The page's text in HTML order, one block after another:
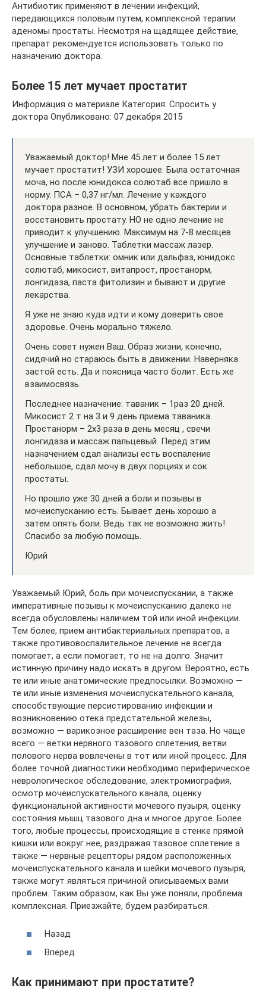
Антибиотик применяют в лечении инфекций,
передающихся половым путем, комплексной терапии
аденомы простаты. Несмотря на щадящее действие,
препарат рекомендуется использовать только по
назначению доктора.
Более 15 лет мучает простатит
Информация о материале Категория: Спросить у
доктора Опубликовано: 07 декабря 2015
Уважаемый доктор! Мне 45 лет и более 15 лет
мучает простатит! УЗИ хорошее. Была остаточная
моча, но после юнидокса солютаб все пришло в
норму. ПСА – 0,37 нг/мл. Лечение у каждого
доктора разное. В основном, убрать бактерии и
восстановить простату. НО не одно лечение не
приводит к улучшению. Максимум на 7-8 месяцев
улучшение и заново. Таблетки массаж лазер.
Основные таблетки: омник или дальфаз, юнидокс
солютаб, микосист, витапрост, простанорм,
лонгидаза, паста фитолизин и бывают и другие
лекарства.
Я уже не знаю куда идти и кому доверить свое
здоровье. Очень морально тяжело.
Очень совет нужен Ваш. Образ жизни, конечно,
сидячий но стараюсь быть в движении. Наверняка
застой есть. Да и поясница часто болит. Есть же
взаимосвязь.
Последнее назначение: таваник – 1раз 20 дней.
Микосист 2 т на 3 и 9 день приема таваника.
Простанорм – 2х3 раза в день месяц , свечи
лонгидаза и массаж пальцевый. Перед этим
назначением сдал анализы есть воспаление
небольшое, сдал мочу в двух порциях и сок
простаты.
Но прошло уже 30 дней а боли и позывы в
мочеиспусканию есть. Бывает день хорошо а
затем опять боли. Ведь так не возможно жить!
Спасибо за любую помощь.
Юрий
Уважаемый Юрий, боль при мочеиспускании, а также
императивные позывы к мочеиспусканию далеко не
всегда обусловлены наличием той или иной инфекции.
Тем более, прием антибактериальных препаратов, а
также противовоспалительное лечение не всегда
помогает, а если помогает, то не на долго. Значит
истинную причину надо искать в другом. Вероятно, есть
те или иные анатомические предпосылки. Возможно —
те или иные изменения мочеиспускательного канала,
способствующие персистированию инфекции и
возникновению отека предстательной железы,
возможно — варикозное расширение вен таза. Но чаще
всего — ветки нервного тазового сплетения, ветви
полового нерва вовлечены в тот или иной процесс. Для
более точной диагностики необходимо периферическое
неврологическое обследование, электромиография,
осмотр мочеиспускательного канала, оценку
функциональной активности мочевого пузыря, оценку
состояния мышц тазового дна и многое другое. Более
того, любые процессы, происходящие в стенке прямой
кишки или вокруг нее, раздражая тазовое сплетение а
также — нервные рецепторы рядом расположенных
мочеиспускательного канала и шейки мочевого пузыря,
также могут являться причиной описываемых вами
проблем. Таким образом, как Вы уже поняли, проблема
комплексная. Приезжайте, будем разбираться.
Назад
Вперед
Как принимают при простатите?